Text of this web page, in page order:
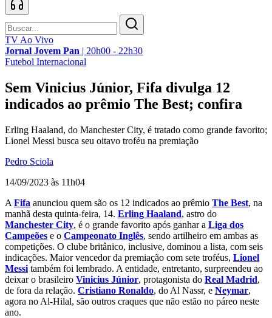
TV Ao Vivo
Jornal Jovem Pan | 20h00 - 22h30
Futebol Internacional
Sem Vinicius Júnior, Fifa divulga 12
indicados ao prêmio The Best; confira
Erling Haaland, do Manchester City, é tratado como grande favorito;
Lionel Messi busca seu oitavo troféu na premiação
Pedro Sciola
14/09/2023 às 11h04
A Fifa anunciou quem são os 12 indicados ao prêmio The Best, na
manhã desta quinta-feira, 14. Erling Haaland, astro do
Manchester City, é o grande favorito após ganhar a Liga dos
Campeões e o Campeonato Inglês, sendo artilheiro em ambas as
competições. O clube britânico, inclusive, dominou a lista, com seis
indicações. Maior vencedor da premiação com sete troféus, Lionel
Messi também foi lembrado. A entidade, entretanto, surpreendeu ao
deixar o brasileiro Vinicius Júnior, protagonista do Real Madrid,
de fora da relação. Cristiano Ronaldo, do Al Nassr, e Neymar,
agora no Al-Hilal, são outros craques que não estão no páreo neste
ano.